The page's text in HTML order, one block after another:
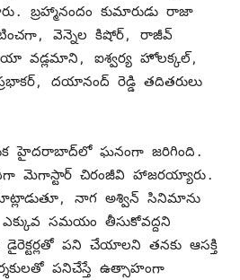
బ్రహ్మానందం కుమారుడు రాజా
వెన్నెల కిషోర్, రాజీవ్
వడ్లమాని, ఐశ్వర్య హోలక్కల్,
దయానంద్ రెడ్డి తదితరులు
హైదరాబాద్‌లో ఘనంగా జరిగింది.
మెగాస్టార్ చిరంజీవి హాజరయ్యారు.
నాగ అశ్విన్ సినిమాను
సమయం తీసుకోవద్దని
పని చేయాలని తనకు ఆసక్తి
పనిచేస్తే ఉత్సాహంగా